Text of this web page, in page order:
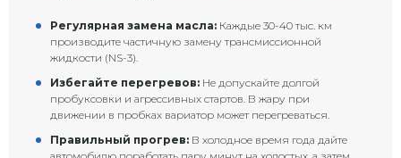
Регулярная замена масла: Каждые 30-40 тыс. км
производите частичную замену трансмиссионной
жидкости (NS-3).
Избегайте перегревов: Не допускайте долгой
пробуксовки и агрессивных стартов. В жару при
движении в пробках вариатор может перегреваться.
Правильный прогрев: В холодное время года дайте